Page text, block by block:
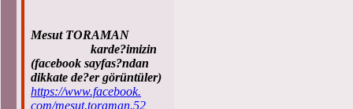
Mesut TORAMAN
karde?imizin
(facebook sayfas?ndan
dikkate de?er görüntüler)
https://www.facebook.
com/mesut.toraman.52